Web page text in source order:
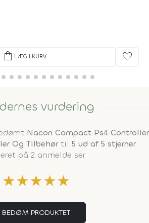
shopping_bag LÆG I KURV favorite
vurdering
Nacon Compact Ps4 Controller
Og Tilbehørtil 5 ud af 5 stjerner
på 2 anmeldelser
★★★★★
BEDØM PRODUKTET